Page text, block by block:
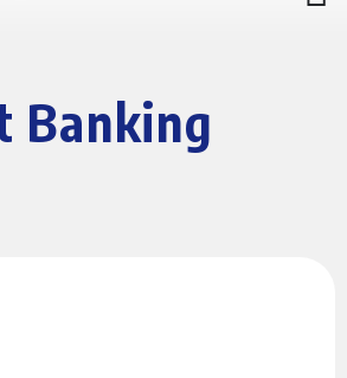
Banking